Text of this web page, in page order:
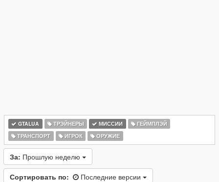
GTALUA ТРЭЙНЕРЫ МИССИИ
ГЕЙМПЛЭЙ
ТРАНСПОРТ
ИГРОК ОРУЖИЕ
За: Прошлую неделю
Сортировать по: Последние версии